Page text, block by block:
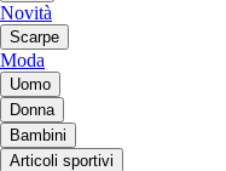
Novità
Scarpe
Moda
Uomo
Donna
Bambini
Articoli sportivi